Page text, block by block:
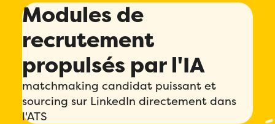
Modules de
recrutement
propulsés par l'IA
matchmaking candidat puissant et
sourcing sur LinkedIn directement dans
l'ATS